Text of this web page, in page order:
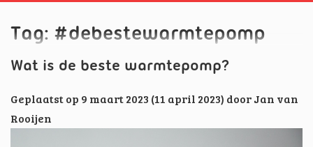
Tag: #debestewarmtepomp
Wat is de beste warmtepomp?
Geplaatst op 9 maart 2023 (11 april 2023) doorJan van
Rooijen